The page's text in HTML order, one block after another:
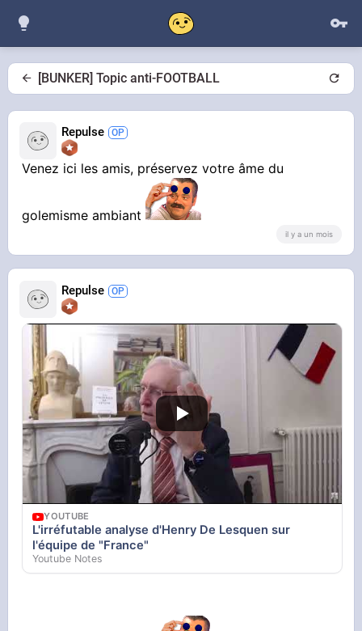
[BUNKER] Topic anti-FOOTBALL
Repulse
Venez ici les amis, préservez votre âme du
golemisme ambiant
il y a un mois
Repulse
YOUTUBE
L'irréfutable analyse d'Henry De Lesquen sur
l'équipe de "France"
Youtube Notes